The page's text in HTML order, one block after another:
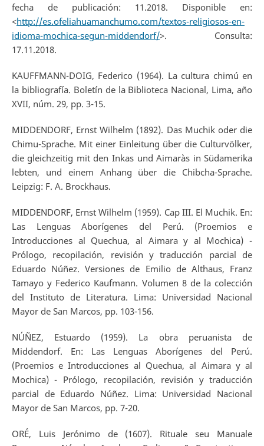
fecha de publicación: 11.2018. Disponible en:
<http://es.ofeliahuamanchumo.com/textos-religiosos-en-
idioma-mochica-segun-middendorf/>. Consulta:
17.11.2018.
KAUFFMANN-DOIG, Federico (1964). La cultura chimú en
la bibliografía. Boletín de la Biblioteca Nacional, Lima, año
XVII, núm. 29, pp. 3-15.
MIDDENDORF, Ernst Wilhelm (1892). Das Muchik oder die
Chimu-Sprache. Mit einer Einleitung über die Culturvölker,
die gleichzeitig mit den Inkas und Aimaràs in Südamerika
lebten, und einem Anhang über die Chibcha-Sprache.
Leipzig: F. A. Brockhaus.
MIDDENDORF, Ernst Wilhelm (1959). Cap III. El Muchik. En:
Las Lenguas Aborígenes del Perú. (Proemios e
Introducciones al Quechua, al Aimara y al Mochica) -
Prólogo, recopilación, revisión y traducción parcial de
Eduardo Núñez. Versiones de Emilio de Althaus, Franz
Tamayo y Federico Kaufmann. Volumen 8 de la colección
del Instituto de Literatura. Lima: Universidad Nacional
Mayor de San Marcos, pp. 103-156.
NÚÑEZ, Estuardo (1959). La obra peruanista de
Middendorf. En: Las Lenguas Aborígenes del Perú.
(Proemios e Introducciones al Quechua, al Aimara y al
Mochica) - Prólogo, recopilación, revisión y traducción
parcial de Eduardo Núñez. Lima: Universidad Nacional
Mayor de San Marcos, pp. 7-20.
ORÉ, Luis Jerónimo de (1607). Rituale seu Manuale